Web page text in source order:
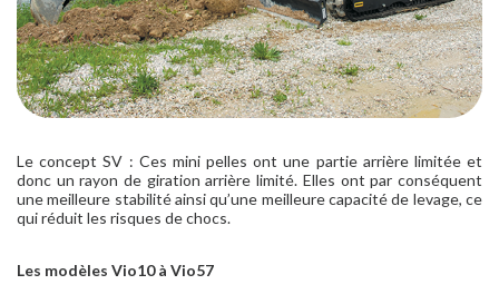
Le concept SV : Ces mini pelles ont une partie arrière limitée et
donc un rayon de giration arrière limité. Elles ont par conséquent
une meilleure stabilité ainsi qu’une meilleure capacité de levage, ce
qui réduit les risques de chocs.
Les modèles Vio10 à Vio57